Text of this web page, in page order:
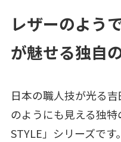
レザーのよう
が魅せる独自
日本の職人技が光る
のようにも見える独
STYLE」シリーズです。